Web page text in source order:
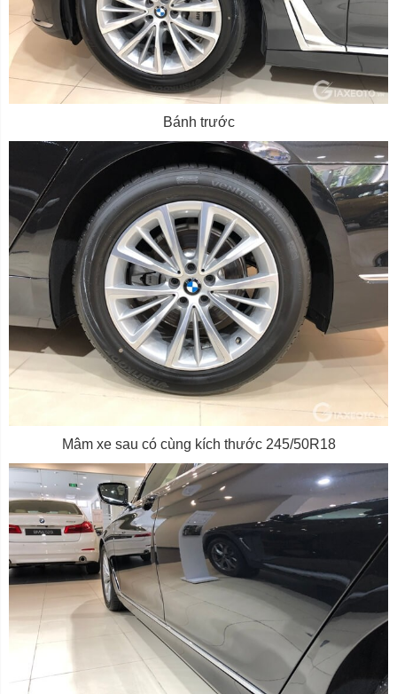
Bánh trước
Mâm xe sau có cùng kích thước 245/50R18